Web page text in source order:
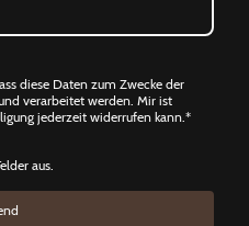
diese Daten zum Zwecke der
verarbeitet werden. Mir ist
jederzeit widerrufen kann.*
aus.